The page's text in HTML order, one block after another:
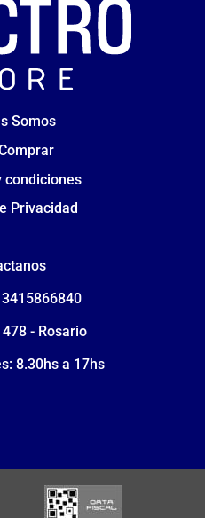
Somos
condiciones
Privacidad
- Rosario
8.30hs a 17hs